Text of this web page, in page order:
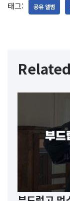
태그: 공유 앨범